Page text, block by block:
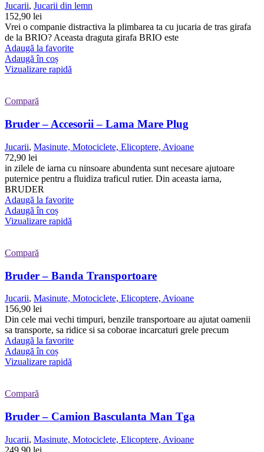
Jucarii, Jucarii din lemn
152,90 lei
Vrei o companie distractiva la plimbarea ta cu jucaria de tras girafa
de la BRIO? Aceasta draguta girafa BRIO este
Adaugă la favorite
Adaugă în coș
Vizualizare rapidă
Compară
Bruder – Accesorii – Lama Mare Plug
Jucarii, Masinute, Motociclete, Elicoptere, Avioane
72,90 lei
in zilele de iarna cu ninsoare abundenta sunt necesare ajutoare
puternice pentru a fluidiza traficul rutier. Din aceasta iarna,
BRUDER
Adaugă la favorite
Adaugă în coș
Vizualizare rapidă
Compară
Bruder – Banda Transportoare
Jucarii, Masinute, Motociclete, Elicoptere, Avioane
156,90 lei
Din cele mai vechi timpuri, benzile transportoare au ajutat oamenii
sa transporte, sa ridice si sa coborae incarcaturi grele precum
Adaugă la favorite
Adaugă în coș
Vizualizare rapidă
Compară
Bruder – Camion Basculanta Man Tga
Jucarii, Masinute, Motociclete, Elicoptere, Avioane
249,90 lei